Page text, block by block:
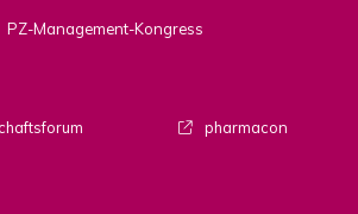
PZ-Management-Kongress
pharmacon